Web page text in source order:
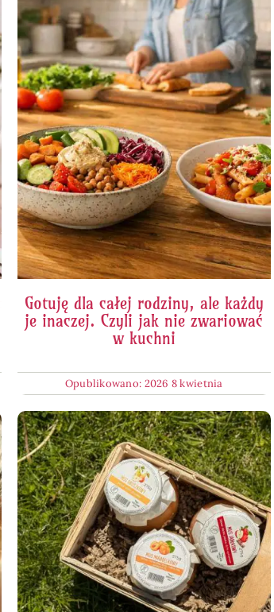
Gotuję dla całej rodziny, ale każdy
je inaczej. Czyli jak nie zwariować
w kuchni
Opublikowano: 2026 8 kwietnia